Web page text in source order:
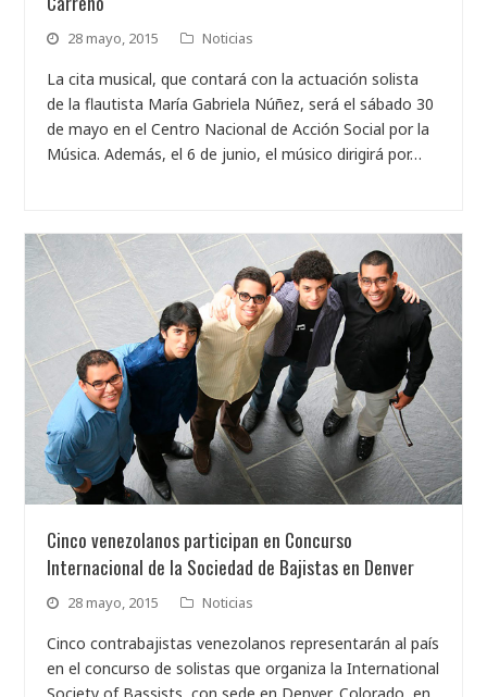
28 mayo, 2015 Noticias
La cita musical, que contará con la actuación solista
de la flautista María Gabriela Núñez, será el sábado 30
de mayo en el Centro Nacional de Acción Social por la
Música. Además, el 6 de junio, el músico dirigirá por…
Cinco venezolanos participan en Concurso
Internacional de la Sociedad de Bajistas en Denver
28 mayo, 2015 Noticias
Cinco contrabajistas venezolanos representarán al país
en el concurso de solistas que organiza la International